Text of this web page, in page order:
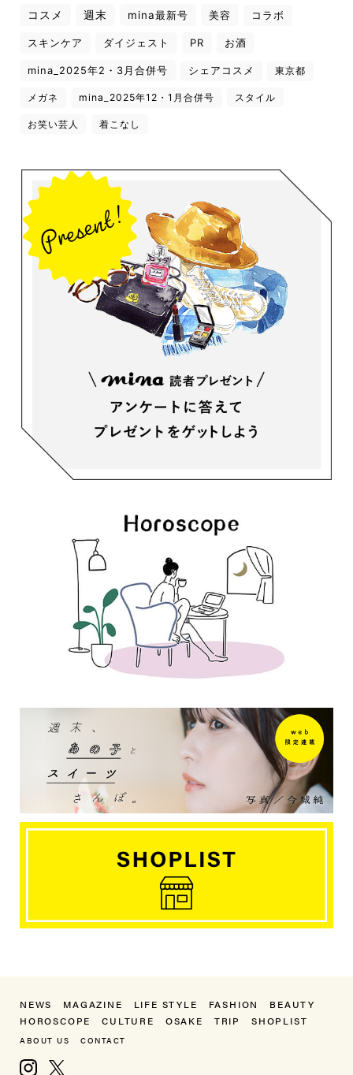
コスメ 週末 mina最新号 美容 コラボ
スキンケア ダイジェスト PR お酒
mina_2025年2・3月合併号 シェアコスメ 東京都
メガネ mina_2025年12・1月合併号 スタイル
お笑い芸人 着こなし
NEWS MAGAZINE LIFE STYLE FASHION
BEAUTY
HOROSCOPE
CULTURE OSAKE TRIP SHOPLIST
ABOUT US CONTACT
Instagram